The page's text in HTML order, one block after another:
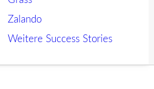
Zalando
Weitere Success Stories